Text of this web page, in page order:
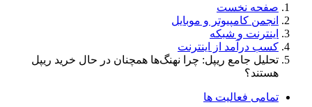
صفحه نخست
انجمن کامپیوتر و موبایل
اینترنت و شبکه
کسب درآمد از اینترنت
تحلیل جامع ریپل: چرا نهنگ‌ها همچنان در حال خرید ریپل
هستند؟
تمامی فعالیت ها